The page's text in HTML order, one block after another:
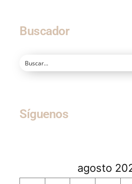
Buscador
Síguenos
agosto